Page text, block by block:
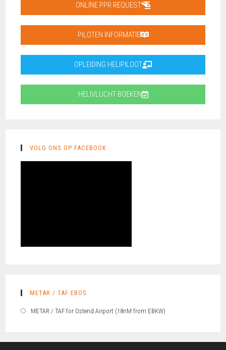
ONLINE PPR REQUEST
PILOTEN INFORMATIE
OPLEIDING HELIPILOOT
HELIVLUCHT BOEKEN
VOLG ONS OP FACEBOOK
METAR / TAF EBOS
METAR / TAF for Ostend Airport (18nM from EBKW)